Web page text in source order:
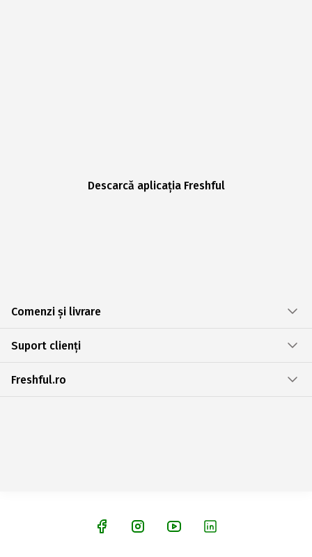
Descarcă aplicația Freshful
Comenzi și livrare
Suport clienți
Freshful.ro